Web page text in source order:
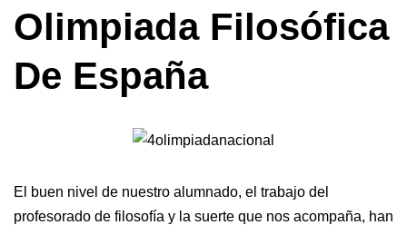
Olimpiada Filosófica
De España
El buen nivel de nuestro alumnado, el trabajo del
profesorado de filosofía y la suerte que nos acompaña, han